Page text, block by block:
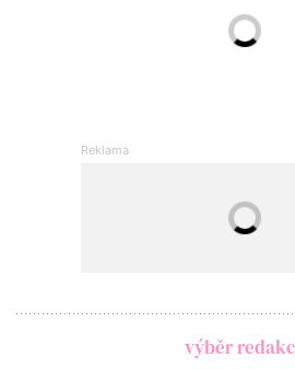
výběr